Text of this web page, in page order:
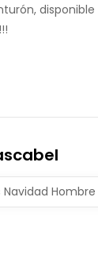
disponible
Hombre